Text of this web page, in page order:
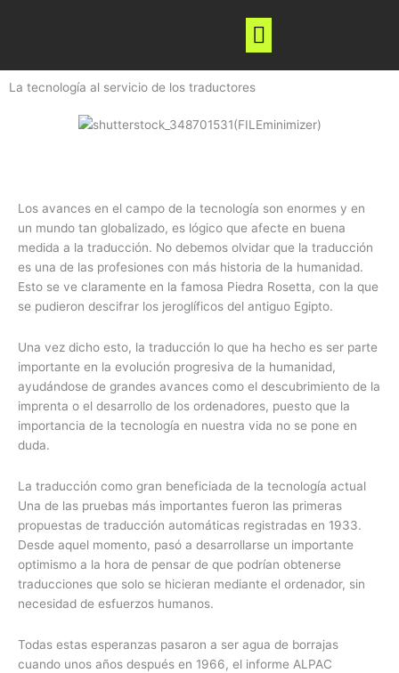
La tecnología al servicio de los traductores
Los avances en el campo de la tecnología son enormes y en
un mundo tan globalizado, es lógico que afecte en buena
medida a la traducción. No debemos olvidar que la traducción
es una de las profesiones con más historia de la humanidad.
Esto se ve claramente en la famosa Piedra Rosetta, con la que
se pudieron descifrar los jeroglíficos del antiguo Egipto.
Una vez dicho esto, la traducción lo que ha hecho es ser parte
importante en la evolución progresiva de la humanidad,
ayudándose de grandes avances como el descubrimiento de la
imprenta o el desarrollo de los ordenadores, puesto que la
importancia de la tecnología en nuestra vida no se pone en
duda.
La traducción como gran beneficiada de la tecnología actual
Una de las pruebas más importantes fueron las primeras
propuestas de traducción automáticas registradas en 1933.
Desde aquel momento, pasó a desarrollarse un importante
optimismo a la hora de pensar de que podrían obtenerse
traducciones que solo se hicieran mediante el ordenador, sin
necesidad de esfuerzos humanos.
Todas estas esperanzas pasaron a ser agua de borrajas
cuando unos años después en 1966, el informe ALPAC